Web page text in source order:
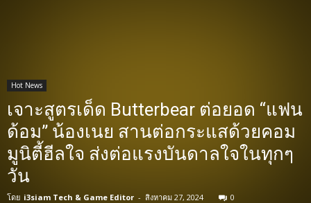
Hot News
เจาะสูตรเด็ด Butterbear ต่อยอด “แฟน
ด้อม” น้องเนย สานต่อกระแสด้วยคอม
มูนิตี้ฮีลใจ ส่งต่อแรงบันดาลใจในทุกๆ
วัน
โดย i3siam Tech & Game Editor - สิงหาคม 27, 2024 0